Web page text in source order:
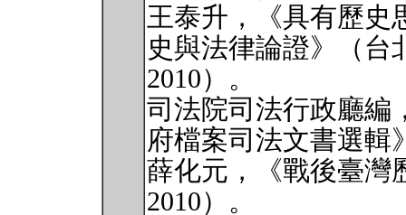
王泰升，《具有歷史
史與法律論證》（台
2010）。
司法院司法行政廳編
府檔案司法文書選輯
薛化元，《戰後臺灣
2010）。